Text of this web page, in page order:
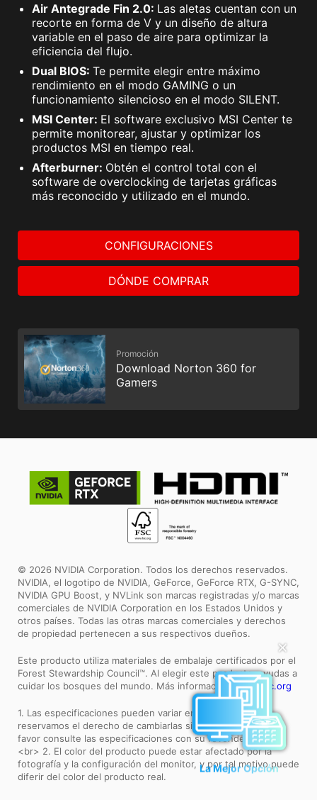
✕
La Mejor Opción
Air Antegrade Fin 2.0: Las aletas cuentan con un
recorte en forma de V y un diseño de altura
variable en el paso de aire para optimizar la
eficiencia del flujo.
Dual BIOS: Te permite elegir entre máximo
rendimiento en el modo GAMING o un
funcionamiento silencioso en el modo SILENT.
MSI Center: El software exclusivo MSI Center te
permite monitorear, ajustar y optimizar los
productos MSI en tiempo real.
Afterburner: Obtén el control total con el
software de overclocking de tarjetas gráficas
más reconocido y utilizado en el mundo.
CONFIGURACIONES
DÓNDE COMPRAR
Promoción
Download Norton 360 for
Gamers
© 2026 NVIDIA Corporation. Todos los derechos reservados.
NVIDIA, el logotipo de NVIDIA, GeForce, GeForce RTX, G-SYNC,
NVIDIA GPU Boost, y NVLink son marcas registradas y/o marcas
comerciales de NVIDIA Corporation en los Estados Unidos y
otros países. Todas las otras marcas comerciales y derechos
de propiedad pertenecen a sus respectivos dueños.
Este producto utiliza materiales de embalaje certificados por el
Forest Stewardship Council™. Al elegir este producto, ayudas a
cuidar los bosques del mundo. Más información:www.fsc.org
1. Las especificaciones pueden variar entre zonas y nos
reservamos el derecho de cambiarlas sin previo aviso. Por
favor consulte las especificaciones con su revendedor local.
<br> 2. El color del producto puede estar afectado por la
fotografía y la configuración del monitor, y por tal motivo puede
diferir del color del producto real.